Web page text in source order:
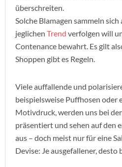
überschreiten.
Solche Blamagen sammeln sich
jeglichen Trend verfolgen will
Contenance bewahrt. Es gilt
Shoppen gibt es Regeln.
Viele auffallende und
beispielsweise Puffhosen oder
Motivdruck, werden uns bei
präsentiert und sehen auf den
aus – doch meist nur für eine
Devise: Je ausgefallener, desto